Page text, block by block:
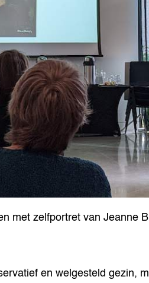
met zelfportret van Jeanne
en welgesteld gezin,